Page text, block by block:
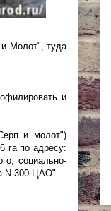
и Молот", туда
и
и молот")
га по адресу:
социально-
N 300-ЦАО".